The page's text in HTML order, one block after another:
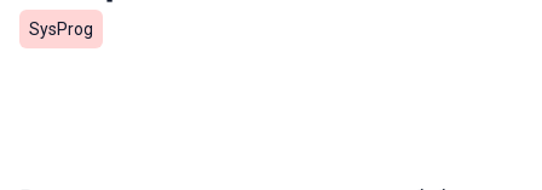
SysProg